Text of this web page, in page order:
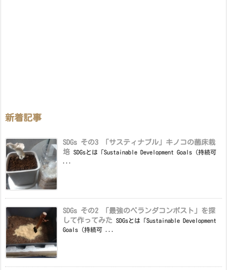
新着記事
SDGs その3 「サスティナブル」キノコの菌床栽
培 SDGsとは「Sustainable Development Goals（持続可
SDGs その2 「最強のベランダコンポスト」を探
して作ってみた
SDGsとは「Sustainable Development
Goals（持続可 ...